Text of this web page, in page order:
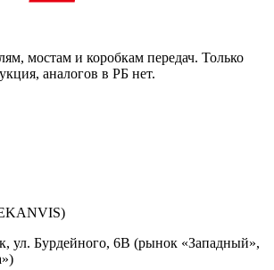
мостам и коробкам передач. Только
аналогов в РБ нет.
ул. Бурдейного, 6В (рынок «Западный»,